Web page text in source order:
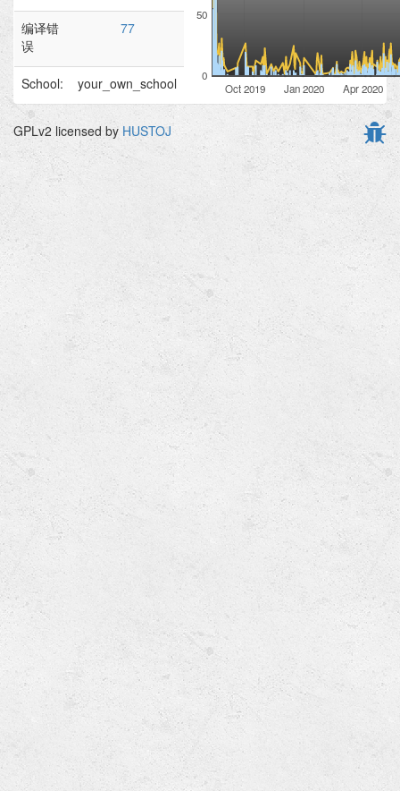
Oct 2019 Jan 2020 Apr 2020
0
50
编译错
误
77
School: your_own_school
GPLv2 licensed by HUSTOJ